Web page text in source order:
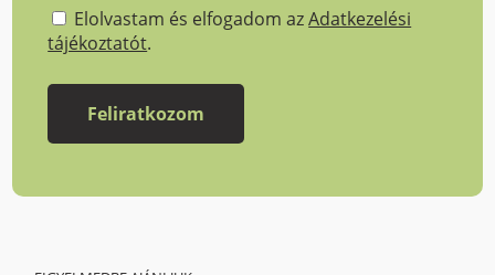
Elolvastam és elfogadom azAdatkezelési
tájékoztatót.